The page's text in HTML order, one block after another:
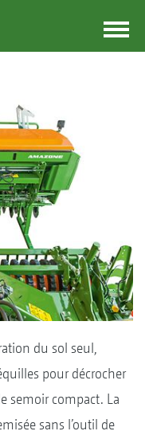
du sol seul,
pour décrocher
semoir compact. La
sans l’outil de